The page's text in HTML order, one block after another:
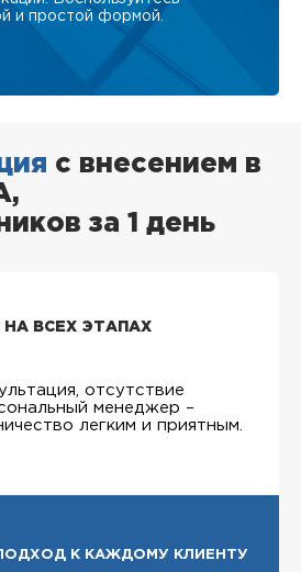
и простой формой.
с внесением в
за 1 день
ВСЕХ ЭТАПАХ
отсутствие
менеджер –
легким и приятным.
К КАЖДОМУ КЛИЕНТУ